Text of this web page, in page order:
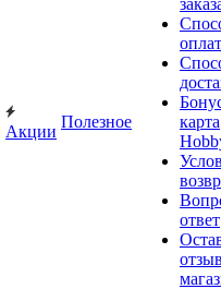
Акции
Полезное
карта
ответ